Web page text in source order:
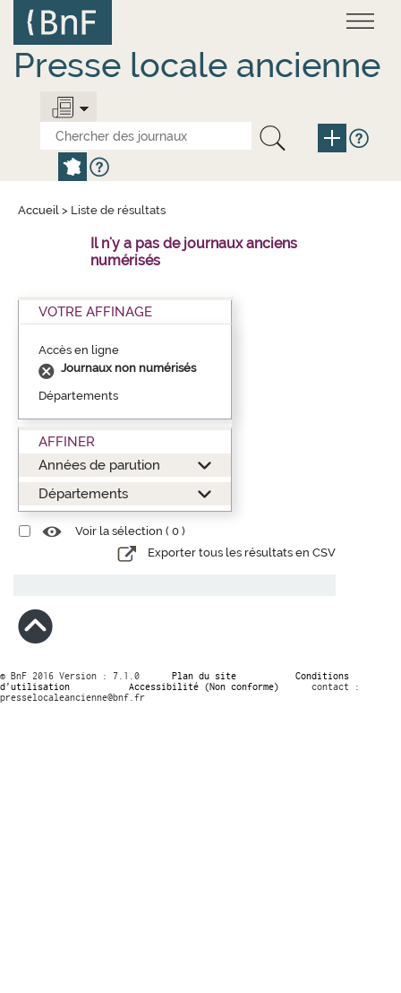
contenu
principal
Presse locale ancienne
Accueil > Liste de résultats
Il n'y a pas de journaux anciens
numérisés
VOTRE AFFINAGE
Accès en ligne
Journaux non numérisés
Départements
AFFINER
Années de parution
Départements
Voir la sélection ( 0 )
Exporter tous les résultats en CSV
© BnF 2016 Version : 7.1.0 Plan du site
Conditions
d’utilisation
Accessibilité (Non conforme)
contact :
presselocaleancienne@bnf.fr
Panneau de gestion des cookies